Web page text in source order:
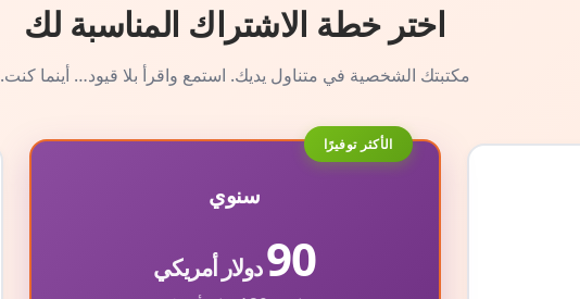
اختر خطة الاشتراك المناسبة لك
مكتبتك الشخصية في متناول يديك. استمع واقرأ بلا قيود… أينما كنت.
الأكثر توفيرًا
سنوي
90دولار أمريكي